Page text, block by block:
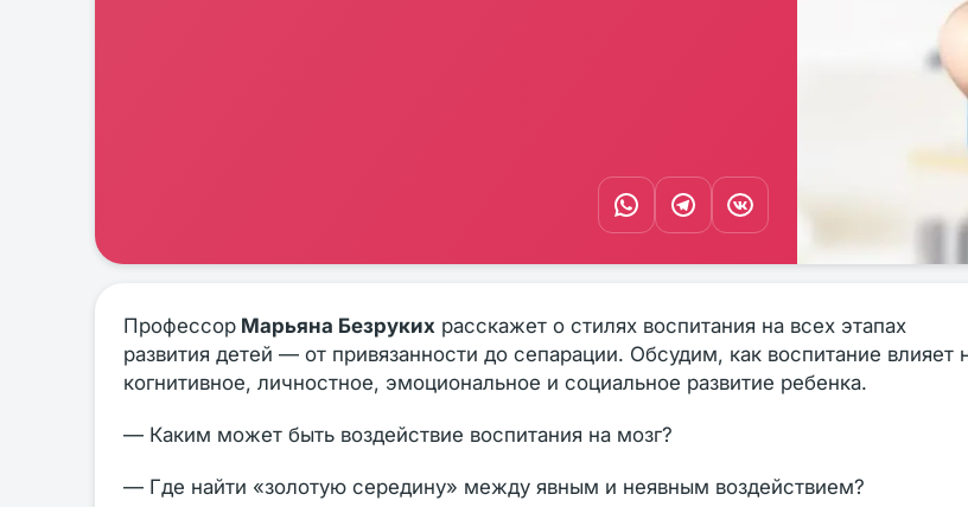
Профессор Марьяна Безруких расскажет о стилях воспитания на всех этапах
развития детей — от привязанности до сепарации. Обсудим, как воспитание влияет
когнитивное, личностное, эмоциональное и социальное развитие ребенка.
— Каким может быть воздействие воспитания на мозг?
— Где найти «золотую середину» между явным и неявным воздействием?